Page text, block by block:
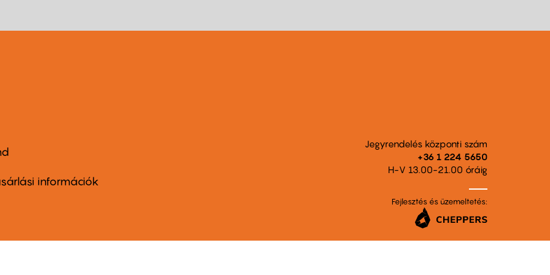
információk
Jegyrendelés központi szám
+36 1 224 5650
H-V 13.00-21.00 óráig
Fejlesztés és üzemeltetés: